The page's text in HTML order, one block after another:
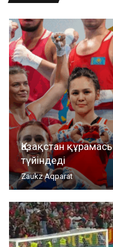
Қазақстан
түйіндеді
Zaukz Aqparat